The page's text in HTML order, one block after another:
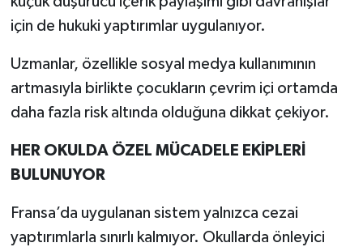
için de hukuki yaptırımlar uygulanıyor.
Uzmanlar, özellikle sosyal medya kullanımının
artmasıyla birlikte çocukların çevrim içi ortamda
daha fazla risk altında olduğuna dikkat çekiyor.
HER OKULDA ÖZEL MÜCADELE EKİPLERİ
BULUNUYOR
Fransa’da uygulanan sistem yalnızca cezai
yaptırımlarla sınırlı kalmıyor. Okullarda önleyici